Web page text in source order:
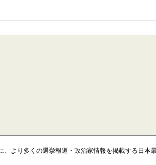
、より多くの選挙報道・政治家情報を掲載する日本